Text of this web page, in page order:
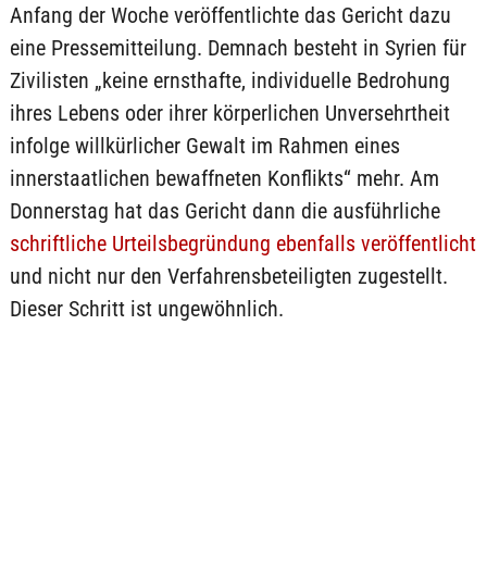
Anfang der Woche veröffentlichte das Gericht dazu
eine Pressemitteilung. Demnach besteht in Syrien für
Zivilisten „keine ernsthafte, individuelle Bedrohung
ihres Lebens oder ihrer körperlichen Unversehrtheit
infolge willkürlicher Gewalt im Rahmen eines
innerstaatlichen bewaffneten Konflikts“ mehr. Am
Donnerstag hat das Gericht dann die ausführliche
schriftliche Urteilsbegründung ebenfalls veröffentlicht
und nicht nur den Verfahrensbeteiligten zugestellt.
Dieser Schritt ist ungewöhnlich.